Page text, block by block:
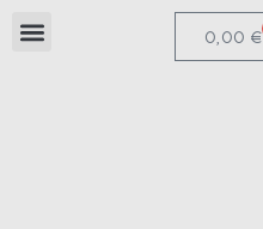
0,00 €